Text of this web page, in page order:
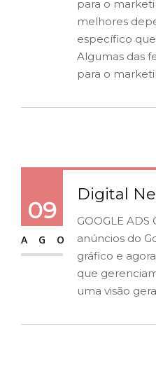
para o
melhores
específico
Algumas das
para o
09
AGO
Digital
GOOGLE
anúncios do
gráfico e
que
uma visão